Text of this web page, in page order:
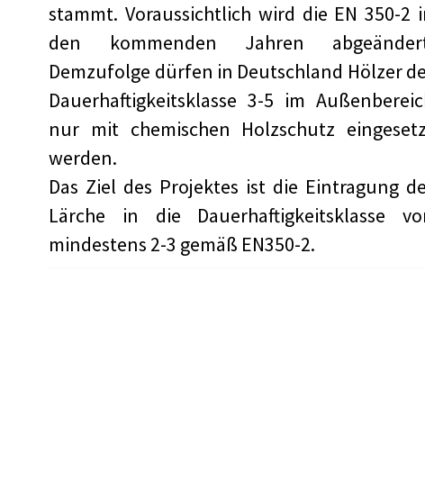
stammt. Voraussichtlich wird die EN 350-2
den kommenden Jahren
Demzufolge dürfen in Deutschland Hölzer
Dauerhaftigkeitsklasse 3-5 im
nur mit chemischen Holzschutz
werden.
Das Ziel des Projektes ist die Eintragung
Lärche in die Dauerhaftigkeitsklasse
mindestens 2-3 gemäß EN350-2.